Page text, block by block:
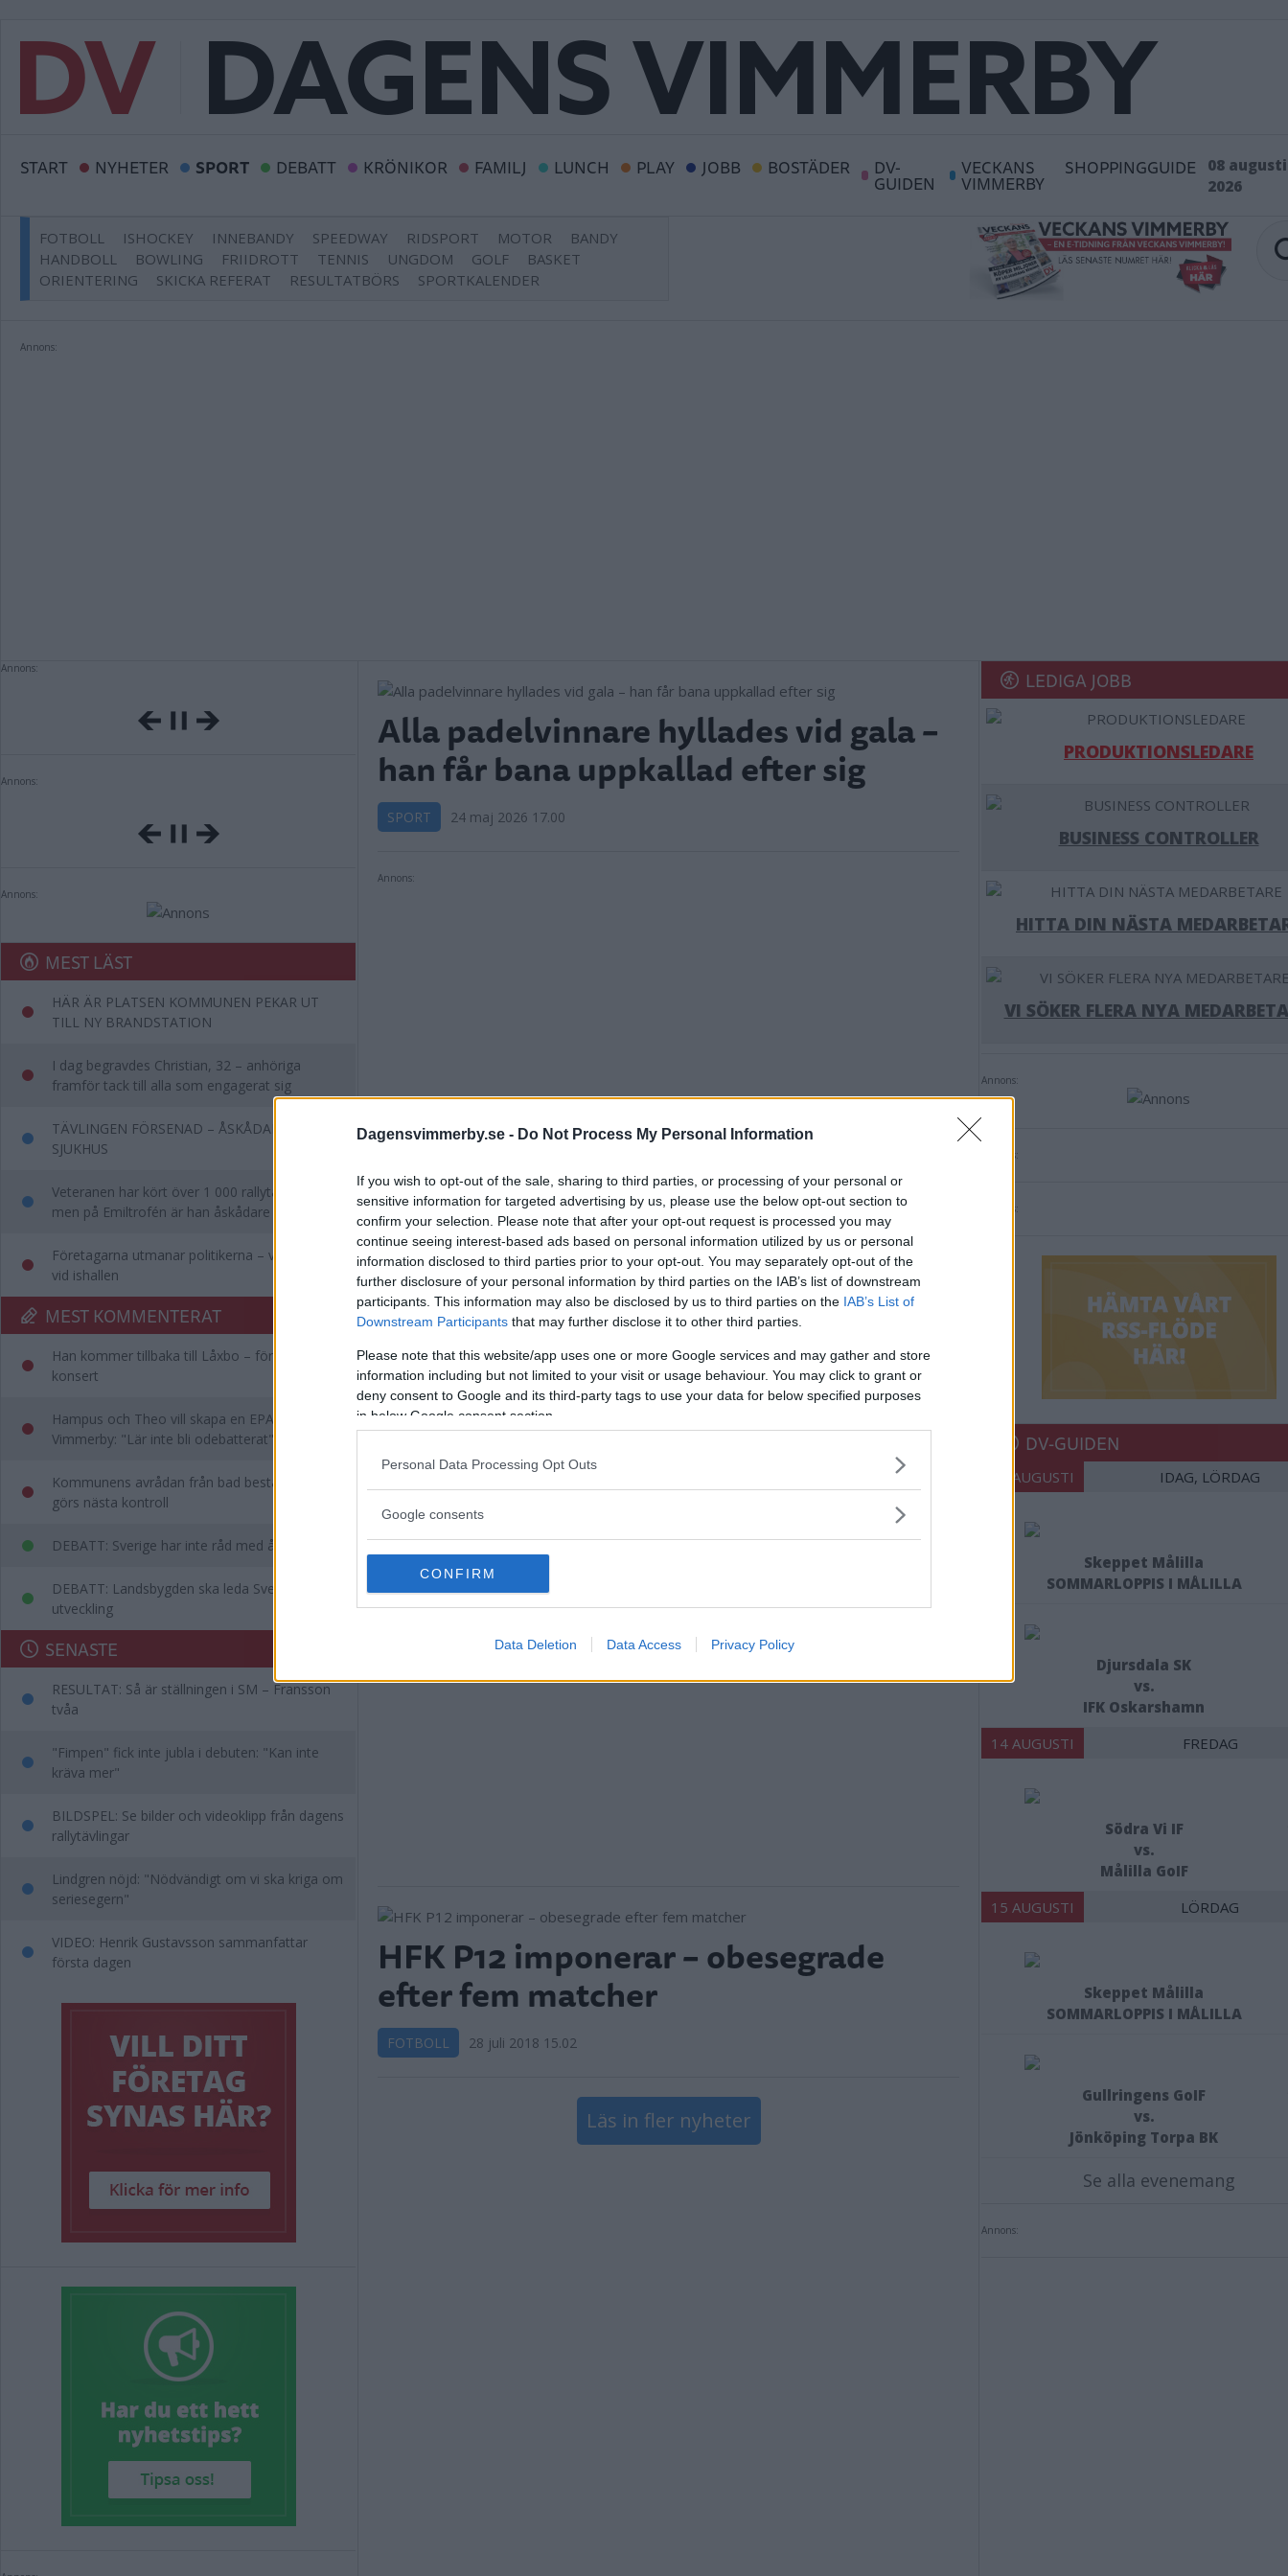
Dagensvimmerby.se - Do Not Process My Personal Information
If you wish to opt-out of the sale, sharing to third parties, or processing of your personal or
sensitive information for targeted advertising by us, please use the below opt-out section to
confirm your selection. Please note that after your opt-out request is processed you may
continue seeing interest-based ads based on personal information utilized by us or personal
information disclosed to third parties prior to your opt-out. You may separately opt-out of the
further disclosure of your personal information by third parties on the IAB’s list of downstream
participants. This information may also be disclosed by us to third parties on the IAB’s List of
Downstream Participants that may further disclose it to other third parties.
Please note that this website/app uses one or more Google services and may gather and store
information including but not limited to your visit or usage behaviour. You may click to grant or
deny consent to Google and its third-party tags to use your data for below specified purposes
in below Google consent section.
Personal Data Processing Opt Outs
Google consents
CONFIRM
Data Deletion Data Access Privacy Policy
START NYHETER SPORT DEBATT KRÖNIKOR FAMILJ LUNCH PLAY JOBB BOSTÄDER DV-
GUIDEN
VECKANS
VIMMERBY
SHOPPINGGUIDE
08 augusti
2026
FOTBOLL ISHOCKEY INNEBANDY SPEEDWAY RIDSPORT MOTOR
BANDY
HANDBOLL
BOWLING FRIIDROTT TENNIS UNGDOM GOLF
BASKET
ORIENTERING
SKICKA REFERAT RESULTATBÖRS SPORTKALENDER
Annons:
Annons:
Annons:
Annons:
MEST LÄST
HÄR ÄR PLATSEN KOMMUNEN PEKAR UT
TILL NY BRANDSTATION
I dag begravdes Christian, 32 – anhöriga
framför tack till alla som engagerat sig
TÄVLINGEN FÖRSENAD – ÅSKÅDARE TILL
SJUKHUS
Veteranen har kört över 1 000 rallytävlingar –
men på Emiltrofén är han åskådare
Företagarna utmanar politikerna – vill se dem
vid ishallen
MEST KOMMENTERAT
Han kommer tillbaka till Låxbo – för egen
konsert
Hampus och Theo vill skapa en EPA-slinga i
Vimmerby: "Lär inte bli odebatterat"
Kommunens avrådan från bad består – då
görs nästa kontroll
DEBATT: Sverige har inte råd med ålderism
DEBATT: Landsbygden ska leda Sveriges
utveckling
SENASTE
RESULTAT: Så är ställningen i SM – Fransson
tvåa
"Fimpen" fick inte jubla i debuten: "Kan inte
kräva mer"
BILDSPEL: Se bilder och videoklipp från dagens
rallytävlingar
Lindgren nöjd: "Nödvändigt om vi ska kriga om
seriesegern"
VIDEO: Henrik Gustavsson sammanfattar
första dagen
Alla padelvinnare hyllades vid gala –
han får bana uppkallad efter sig
SPORT 24 maj 2026 17.00
Annons:
Stefan ser fram emot nytt seriespel –
"Intresset större än i höstas"
14 januari 2025 18.00
Padelprofil i trakten blir ny tränare på
Nordic Wellness
NÄRINGSLIV
HFK P12 imponerar – obesegrade
efter fem matcher
FOTBOLL 28 juli 2018 15.02
Läs in fler nyheter
LEDIGA JOBB
PRODUKTIONSLEDARE
BUSINESS CONTROLLER
HITTA DIN NÄSTA
VI SÖKER FLERA NYA
Annons:
Annons:
Annons:
DV-GUIDEN
08 AUGUSTI IDAG, LÖRDAG
Skeppet Målilla
SOMMARLOPPIS I MÅLILLA
Djursdala SK
vs.
IFK Oskarshamn
14 AUGUSTI FREDAG
Södra Vi IF
vs.
Målilla GoIF
15 AUGUSTI LÖRDAG
Skeppet Målilla
SOMMARLOPPIS I MÅLILLA
Gullringens GoIF
vs.
Jönköping Torpa BK
Se alla evenemang
Annons: